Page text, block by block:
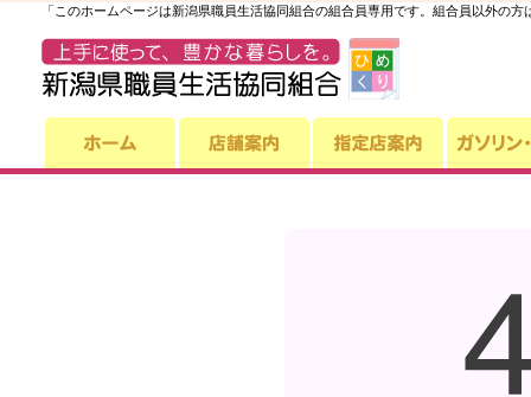
「このホームページは新潟県職員生活協同組合の組合員専用です。組合員以外の